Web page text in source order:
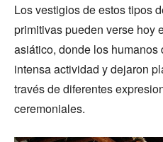
Los vestigios de estos tipos
primitivas pueden verse hoy
asiático, donde los humanos
intensa actividad y dejaron
través de diferentes
ceremoniales.